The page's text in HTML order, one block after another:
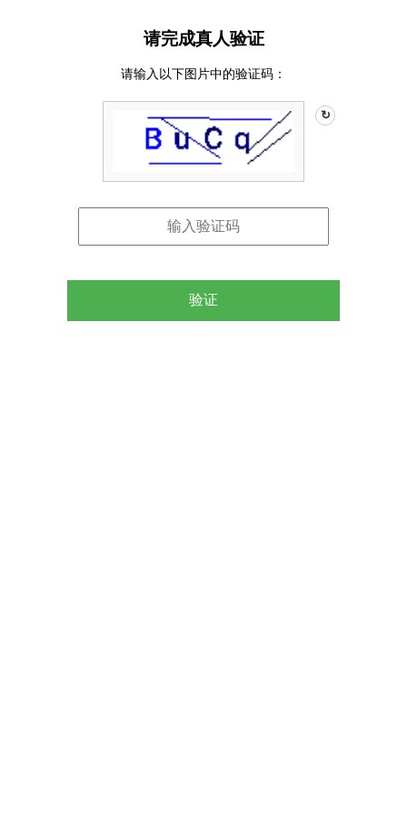
请完成真人验证
请输入以下图片中的验证码：
↻
验证